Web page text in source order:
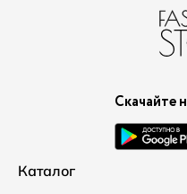
Скачайте
Каталог